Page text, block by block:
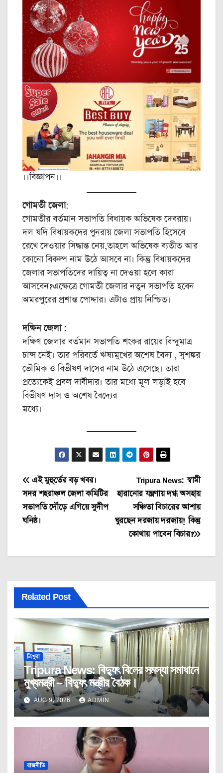
।।বিজ্ঞাপন।।
গোমতী জেলা:
গোমতীর বর্তমান সভাপতি বিধায়ক অভিষেক দেবরায়।
দল যদি বিধায়কদের পুনরায় জেলা সভাপতি হিসেবে
রেখে দেওয়ার সিদ্ধান্ত নেয়,তাহলে অভিষেক ব্যতীত আর
কোনো বিকল্প নাম উঠে আসবে না। কিন্তু বিধায়কদের
জেলার সভাপতিদের দায়িত্ব না দেওয়া হলে কারা
আসবেন?এক্ষেত্রে গোমতী জেলার নতুন সভাপতি হবেন
অমরপুরের প্রশান্ত পোদ্দার। এটাও প্রায় নিশ্চিত।
দক্ষিন জেলা :
দক্ষিণ জেলার বর্তমান সভাপতি শংকর রায়ের বিন্দুমাত্র
চান্স নেই। তার পরিবর্তে ঋষ্যমুখের অশেষ বৈদ্য , সুশঙ্কর
ভৌমিক ও বিভীষণ দাসের নাম উঠে এসেছে। তারা
প্রত্যেকেই প্রবল দাবীদার। তার মধ্যে মূল লড়াই হবে
বিভীষণ দাস ও অশেষ বৈদ্যের
মধ্যে।
Post
navigation
Tripura News: স্বামী
হারানোর যন্ত্রণায় দগ্ধ অসহায়
সঞ্চিতা বিচারের আশায়
ঘুরছেন দরজায় দরজায়! কিন্তু
কোথায় পাবেন বিচার?
এই মুহুর্তের বড় খবর।
সদর শহরাঞ্চল জেলা কমিটির
সভাপতি দৌঁড়ে এগিয়ে সুদীপ
ঘনিষ্ঠ।
Related Post
ত্রিপুরা
Tripura News: বিদ্যুৎ বিলের সমস্যা সমাধানে
মুখ্যমন্ত্রী – বিদ্যুৎ মন্ত্রীর বৈঠক।
AUG 9, 2026 ADMIN
রাজনীতি